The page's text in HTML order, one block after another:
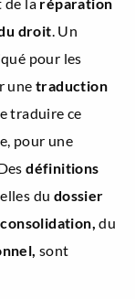
droit. Un
pour les
une traduction
traduire ce
pour une
définitions
du dossier
consolidation, du
sont